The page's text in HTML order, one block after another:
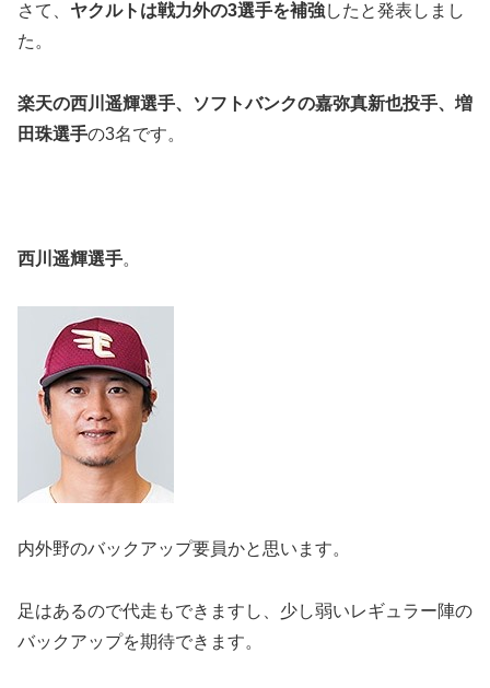
さて、 ヤクルトは戦力外の3選手を補強したと発表しまし
た。
楽天の西川遥輝選手、ソフトバンクの嘉弥真新也投手、増
田珠選手の3名です。
西川遥輝選手。
内外野のバックアップ要員かと思います。
足はあるので代走もできますし、少し弱いレギュラー陣の
バックアップを期待できます。